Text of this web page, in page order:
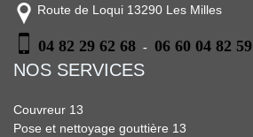
Route de Loqui 13290 Les Milles
04 82 29 62 68 - 06 60 04 82 59
NOS SERVICES
Couvreur 13
Pose et nettoyage gouttière 13